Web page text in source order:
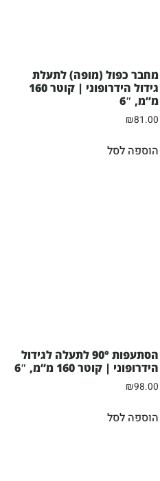
מחבר כפול (מופה) לתעלת
גידול הידרופוני | קוטר 160
מ”מ, 6″
₪81.00
הוספה לסל
הסתעפות 90° לתעלה לגידול
הידרופוני | קוטר 160 מ”מ, 6″
₪98.00
הוספה לסל